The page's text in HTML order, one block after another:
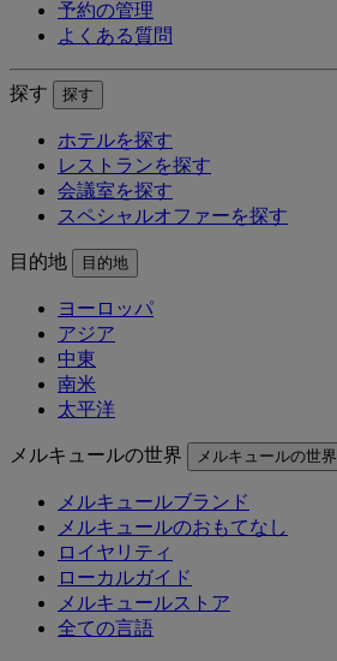
予約の管理
よくある質問
探す 探す
ホテルを探す
レストランを探す
会議室を探す
スペシャルオファーを探す
目的地 目的地
ヨーロッパ
アジア
中東
南米
太平洋
メルキュールの世界 メルキュールの世界
メルキュールブランド
メルキュールのおもてなし
ロイヤリティ
ローカルガイド
メルキュールストア
全ての言語